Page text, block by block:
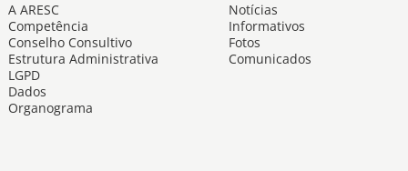
A ARESC
Competência
Conselho Consultivo
Estrutura Administrativa
LGPD
Dados
Organograma
Notícias
Informativos
Fotos
Comunicados